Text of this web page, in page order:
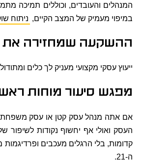
המנהלים והעובדים, וכוללים תמיכה
במיפוי מעמיק של המצב הקיים, ניתוח
ההשקעה שמחזירה את
ייעוץ עסקי מקצועי מעניק לך כלים
מפגש סיעור מוחות
אם אתה מנהל עסק קטן או עסק משפחתי
העסק ואולי אף יחשוף נקודות לשיפור
קדומות, בלי הרגלים מעכבים ופרדיגמות
ה-21.